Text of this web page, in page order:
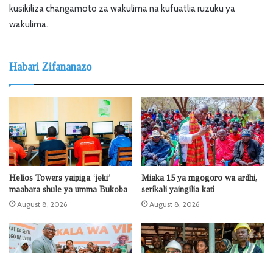
kusikiliza changamoto za wakulima na kufuatlia ruzuku ya
wakulima.
Habari Zifananazo
Helios Towers yaipiga ‘jeki’
maabara shule ya umma Bukoba
August 8, 2026
Miaka 15 ya mgogoro wa ardhi,
serikali yaingilia kati
August 8, 2026